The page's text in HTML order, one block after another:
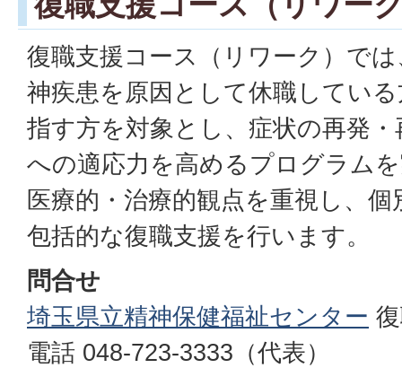
復職支援コース（リワーク）で
神疾患を原因として休職してい
指す方を対象とし、症状の再発
への適応力を高めるプログラム
医療的・治療的観点を重視し、
包括的な復職支援を行います。
問合せ
埼玉県立精神保健福祉センター
電話 048-723-3333（代表）